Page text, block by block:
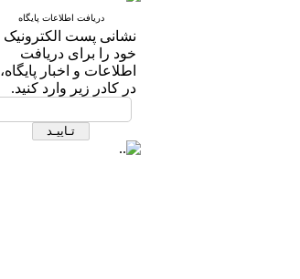
دریافت اطلاعات پایگاه
نشانی پست الکترونیک
خود را برای دریافت
اطلاعات و اخبار پایگاه،
در کادر زیر وارد کنید.